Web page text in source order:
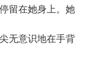
留在她身上。她
无意识地在手背